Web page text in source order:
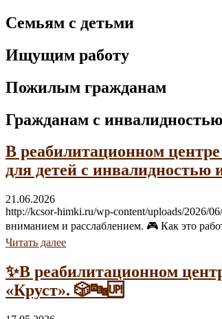
Семьям с детьми
Ищущим работу
Пожилым гражданам
Гражданам с инвалидностью
В реабилитационном
для детей с инвалидностью
21.06.2026
http://kcsor-himki.ru/wp-content/uploads/2026/
вниманием и расслаблением. 🎮 Как это
Читать далее
✨В реабилитационном
«Круст». 🎲🔤🆙